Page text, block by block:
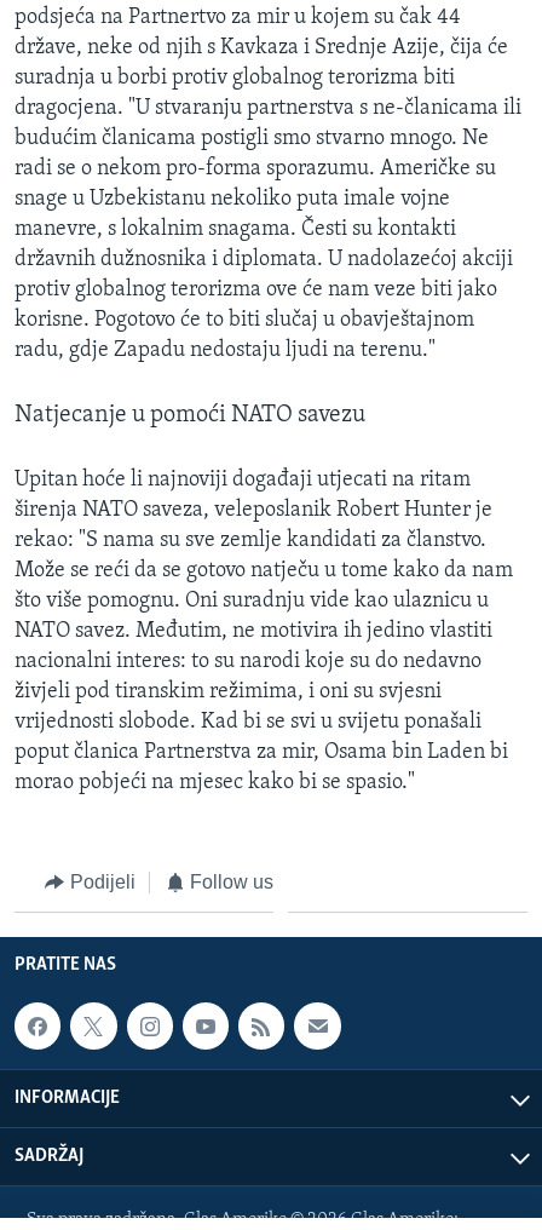
podsjeća na Partnertvo za mir u kojem su čak 44
države, neke od njih s Kavkaza i Srednje Azije, čija će
suradnja u borbi protiv globalnog terorizma biti
dragocjena. "U stvaranju partnerstva s ne-članicama ili
budućim članicama postigli smo stvarno mnogo. Ne
radi se o nekom pro-forma sporazumu. Američke su
snage u Uzbekistanu nekoliko puta imale vojne
manevre, s lokalnim snagama. Česti su kontakti
državnih dužnosnika i diplomata. U nadolazećoj akciji
protiv globalnog terorizma ove će nam veze biti jako
korisne. Pogotovo će to biti slučaj u obavještajnom
radu, gdje Zapadu nedostaju ljudi na terenu."
Natjecanje u pomoći NATO savezu
Upitan hoće li najnoviji događaji utjecati na ritam
širenja NATO saveza, veleposlanik Robert Hunter je
rekao: "S nama su sve zemlje kandidati za članstvo.
Može se reći da se gotovo natječu u tome kako da nam
što više pomognu. Oni suradnju vide kao ulaznicu u
NATO savez. Međutim, ne motivira ih jedino vlastiti
nacionalni interes: to su narodi koje su do nedavno
živjeli pod tiranskim režimima, i oni su svjesni
vrijednosti slobode. Kad bi se svi u svijetu ponašali
poput članica Partnerstva za mir, Osama bin Laden bi
morao pobjeći na mjesec kako bi se spasio."
Podijeli Follow us
PRATITE NAS
INFORMACIJE
SADRŽAJ
Sva prava zadržana. Glas Amerike © 2026 Glas Amerike: